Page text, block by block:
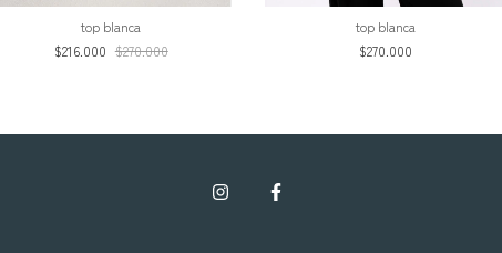
top blanca
$216.000 $270.000
top blanca
$270.000